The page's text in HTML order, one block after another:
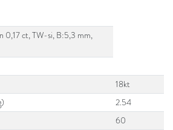
0,17 ct, TW-si, B:5,3 mm,
18kt
2.54
60